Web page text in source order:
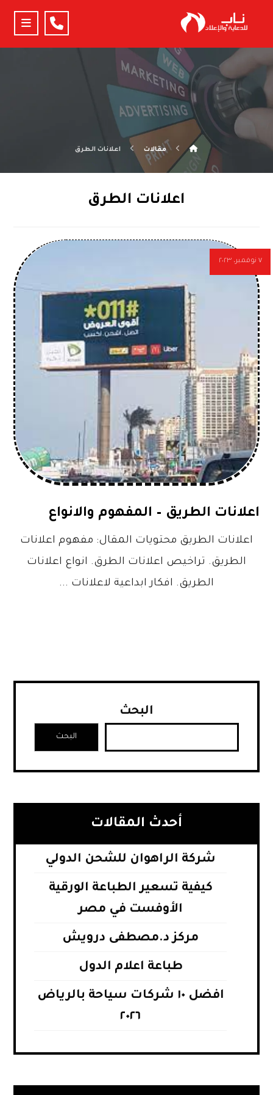
مقالات اعلانات الطرق
اعلانات الطرق
اعلانات الطريق – المفهوم والانواع
٧ نوفمبر، ٢٠٢٣
اعلانات الطريق محتويات المقال: مفهوم اعلانات
الطريق. تراخيص اعلانات الطرق. انواع اعلانات
الطريق. افكار ابداعية لاعلانات ...
البحث
البحث
أحدث المقالات
شركة الراهوان للشحن الدولي
كيفية تسعير الطباعة الورقية
الأوفست في مصر
مركز د.مصطفى درويش
طباعة اعلام الدول
افضل ١٠ شركات سياحة بالرياض
٢٠٢٦